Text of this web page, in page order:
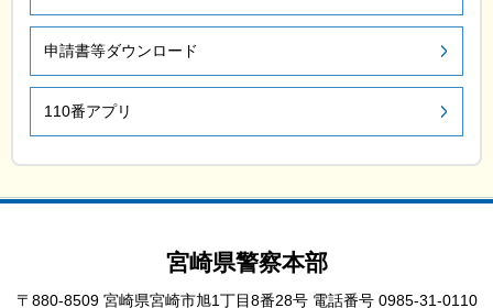
申請書等ダウンロード
110番アプリ
宮崎県警察本部
〒880-8509 宮崎県宮崎市旭1丁目8番28号 電話番号 0985-31-0110